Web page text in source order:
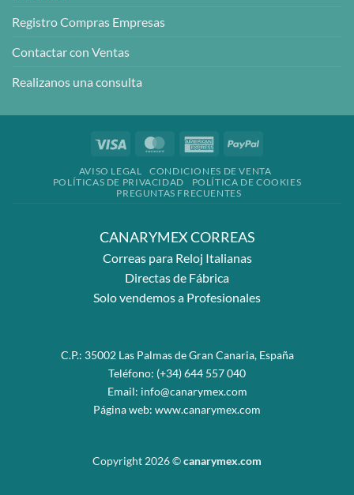
Registro Compras Empresas
Contactar con Ventas
Realizanos una consulta
Visa MasterCardAmericanPayPal
AVISO LEGAL
CONDICIONES DE VENTA
POLÍTICAS DE PRIVACIDAD
POLÍTICA DE COOKIES
PREGUNTAS FRECUENTES
CANARYMEX CORREAS
Correas para Reloj Italianas
Directas de Fábrica
Solo vendemos a Profesionales
C.P.: 35002 Las Palmas de Gran Canaria, España
Teléfono: (+34) 644 557 040
Email: info@canarymex.com
Página web: www.canarymex.com
Copyright 2026 ©canarymex.com